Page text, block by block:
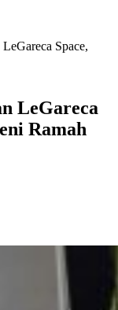
Space,
LeGareca
Ramah